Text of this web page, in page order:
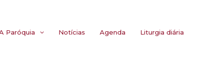
Paróquia Notícias Agenda Liturgia diária